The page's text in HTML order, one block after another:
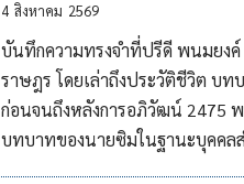
4 สิงหาคม 2569
บันทึกความทรงจำที่ปรีดี พนมยงค์
ราษฎร โดยเล่าถึงประวัติชีวิต บท
ก่อนจนถึงหลังการอภิวัฒน์ 2475
บทบาทของนายซิมในฐานะบุคคล